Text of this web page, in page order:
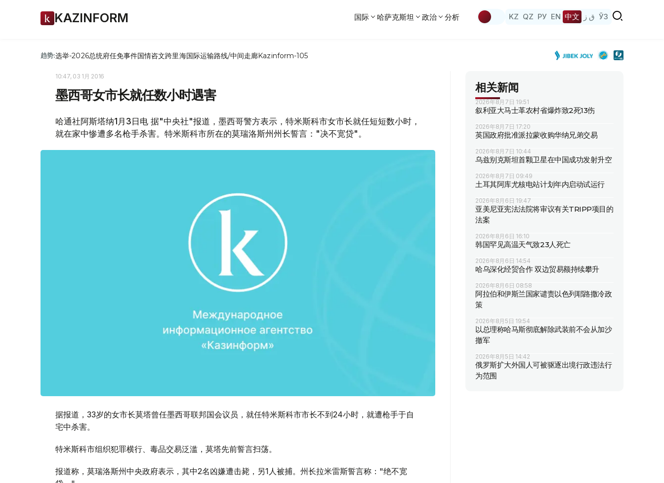
KAZINFORM 国际 哈萨克斯坦 政治 分析 KZ QZ РУ EN 中文 ق ز ЎЗ
趋势:选举-2026总统府任免事件国情咨文跨里海国际运输路线/中间走廊Kazinform-105
10:47, 03 1月 2016
墨西哥女市长就任数小时遇害
哈通社阿斯塔纳1月3日电 据"中央社"报道，墨西哥警方表示，特米斯科市女市长就任短短数小时，
就在家中惨遭多名枪手杀害。特米斯科市所在的莫瑞洛斯州州长誓言："决不宽贷"。
据报道，33岁的女市长莫塔曾任墨西哥联邦国会议员，就任特米斯科市市长不到24小时，就遭枪手于自
宅中杀害。
特米斯科市组织犯罪横行、毒品交易泛滥，莫塔先前誓言扫荡。
报道称，莫瑞洛斯州中央政府表示，其中2名凶嫌遭击毙，另1人被捕。州长拉米雷斯誓言称："绝不宽
相关新闻
2026年8月7日 19:51
叙利亚大马士革农村省爆炸致2死13伤
2026年8月7日 17:20
英国政府批准派拉蒙收购华纳兄弟交易
2026年8月7日 10:44
乌兹别克斯坦首颗卫星在中国成功发射升空
2026年8月7日 09:49
土耳其阿库尤核电站计划年内启动试运行
2026年8月6日 19:47
亚美尼亚宪法法院将审议有关TRIPP项目的
法案
2026年8月6日 16:10
韩国罕见高温天气致23人死亡
2026年8月6日 14:54
哈乌深化经贸合作 双边贸易额持续攀升
2026年8月6日 08:58
阿拉伯和伊斯兰国家谴责以色列耶路撒冷政
策
2026年8月5日 19:54
以总理称哈马斯彻底解除武装前不会从加沙
撤军
2026年8月5日 14:42
俄罗斯扩大外国人可被驱逐出境行政违法行
为范围